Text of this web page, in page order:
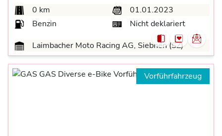
0 km
01.01.2023
Benzin
Nicht deklariert
Laimbacher Moto Racing AG, Siebnen (SZ)
Vorführfahrzeug